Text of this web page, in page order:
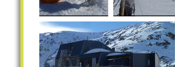
Suivi de l'enneigement
sur le secteur de Bassiès
Suivi de